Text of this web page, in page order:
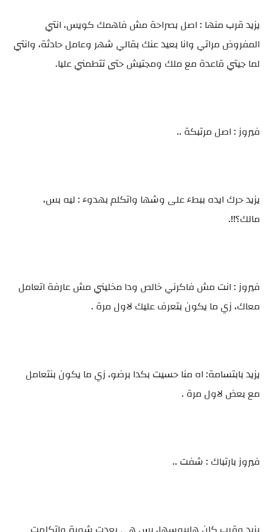
يزيد قرب منها : اصل بصراحة مش فاهمك كويس، انتي
المفروض مراتي وانا بعيد عنك بقالي شهر وعامل حادثة، وانتي
لما جيتي قاعدة مع ملك ومجتيش حتى تتطمني عليا.
فيروز : اصل مرتبكة ..
يزيد حرك ايده ببطء على وشها واتكلم بهدوء : ليه بس،
مالك؟!!.
فيروز : انت مش فاكرني خالص ودا مخليني مش عارفة اتعامل
معاك، زي ما يكون بتعرف عليك لاول مرة .
يزيد بابتسامة: اه منا حسيت بكدا برضو، زي ما يكون بنتعامل
مع بعض لاول مرة .
فيروز بارتباك : شفت ..